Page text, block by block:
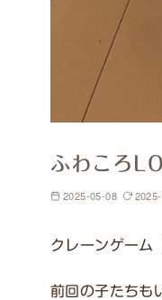
ふわころ
2025-05-08
クレーンゲーム
前回の子たちも